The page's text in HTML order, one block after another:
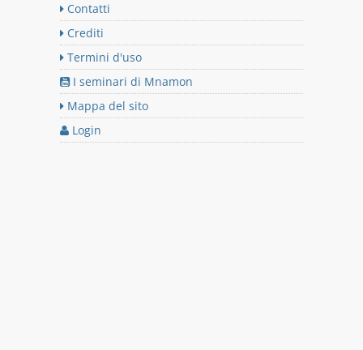
Contatti
Crediti
Termini d'uso
I seminari di Mnamon
Mappa del sito
Login